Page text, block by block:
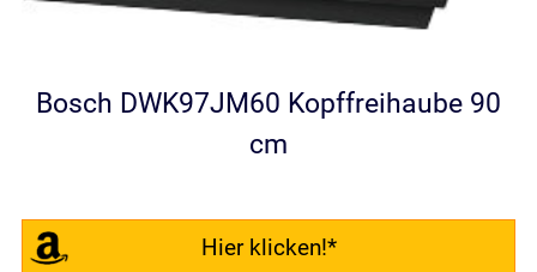
Bosch DWK97JM60 Kopffreihaube 90
cm
Hier klicken!*